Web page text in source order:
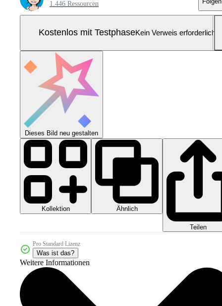
1.446 Ressourcen
Kostenlos mit TestphaseKein Verweis erforderlich
Dieses Bild neu gestalten
Kollektion Ähnlich
Teilen
Pro Standard Lizenz
Was ist das?
Weitere Informationen